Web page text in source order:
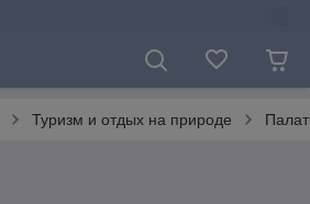
Туризм и отдых на природе